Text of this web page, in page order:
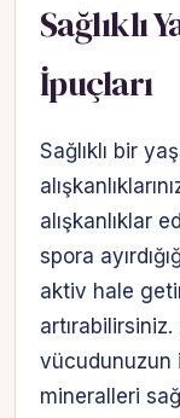
Sağlıklı
İpuçları
Sağlıklı bir
alışkanlıklar
spora
aktiv hale
vücudunuzun
mineralleri